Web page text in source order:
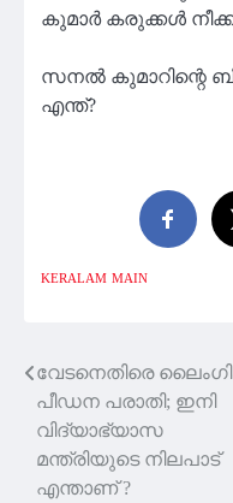
കുമാർ കരുക്കൾ
സനൽ കുമാറിന്റെ
എന്ത്?
KERALAM MAIN
Post
navigation
വേടനെതിരെ
പീഡന പരാതി; ഇനി
വിദ്യാഭ്യാസ
മന്ത്രിയുടെ നിലപാട്
എന്താണ് ?